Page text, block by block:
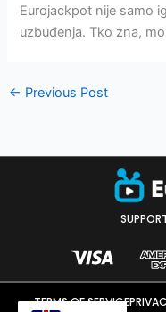
Eurojackpot nije samo
uzbuđenja. Tko zna,
← Previous Post
TERMS OF SERVICE